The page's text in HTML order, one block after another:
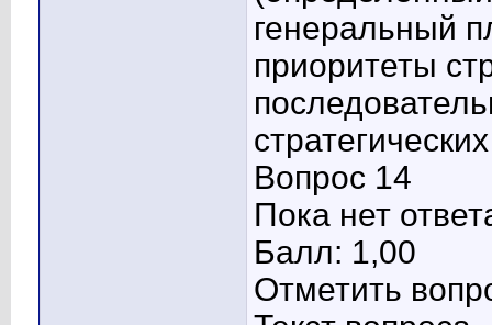
генеральный
приоритеты
Вопрос 14
Пока нет
Балл: 1,00
Отметить